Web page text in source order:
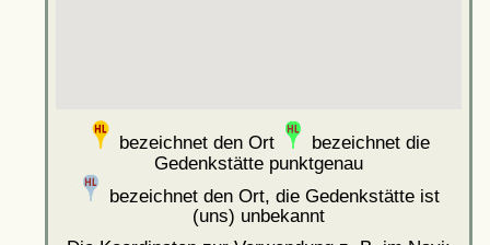
bezeichnet den Ort
bezeichnet die
Gedenkstätte punktgenau
bezeichnet den Ort, die Gedenkstätte ist
(uns) unbekannt